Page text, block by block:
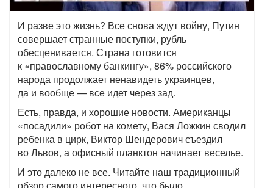
И разве это жизнь? Все снова ждут войну, Путин
совершает странные поступки, рубль
обесценивается. Страна готовится
к «православному банкингу», 86% российского
народа продолжает ненавидеть украинцев,
да и вообще — все идет через зад.
Есть, правда, и хорошие новости. Американцы
«посадили» робот на комету, Вася Ложкин сводил
ребенка в цирк, Виктор Шендерович съездил
во Львов, а офисный планктон начинает веселье.
И это далеко не все. Читайте наш традиционный